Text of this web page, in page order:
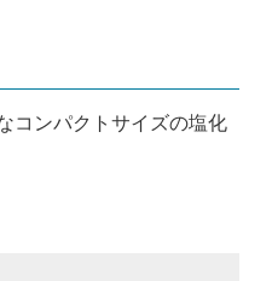
コンパクトサイズの塩化